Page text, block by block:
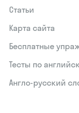
Статьи
Карта сайта
Бесплатные
Тесты по
Англо-русский